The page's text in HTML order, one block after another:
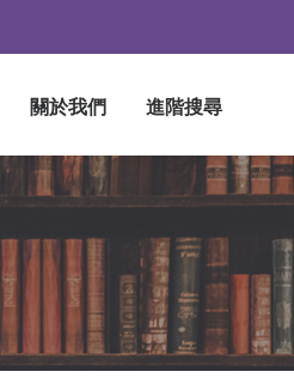
關於我們 進階搜尋